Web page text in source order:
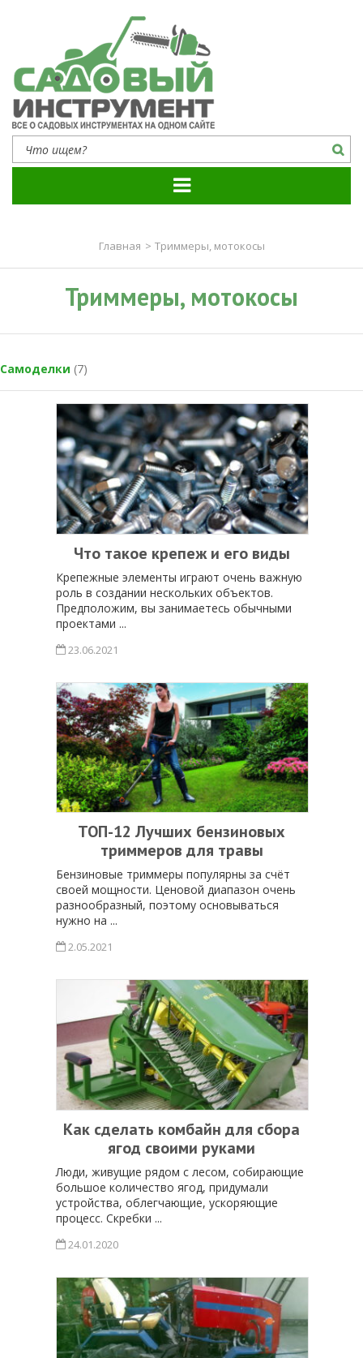
Садовый инструмент
Все о садовых инструментах на одном сайте
Главная > Триммеры, мотокосы
Триммеры, мотокосы
Самоделки (7)
Что такое крепеж и его виды
Крепежные элементы играют очень важную
роль в создании нескольких объектов.
Предположим, вы занимаетесь обычными
проектами ...
23.06.2021
ТОП-12 Лучших бензиновых
триммеров для травы
Бензиновые триммеры популярны за счёт
своей мощности. Ценовой диапазон очень
разнообразный, поэтому основываться
нужно на ...
2.05.2021
Как сделать комбайн для сбора
ягод своими руками
Люди, живущие рядом с лесом, собирающие
большое количество ягод, придумали
устройства, облегчающие, ускоряющие
процесс. Скребки ...
24.01.2020